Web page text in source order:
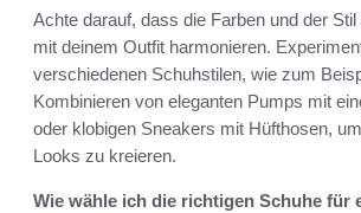
Achte darauf, dass die Farben und der
mit deinem Outfit harmonieren.
verschiedenen Schuhstilen, wie zum
Kombinieren von eleganten Pumps mit
oder klobigen Sneakers mit Hüfthosen,
Looks zu kreieren.
Wie wähle ich die richtigen Schuhe für